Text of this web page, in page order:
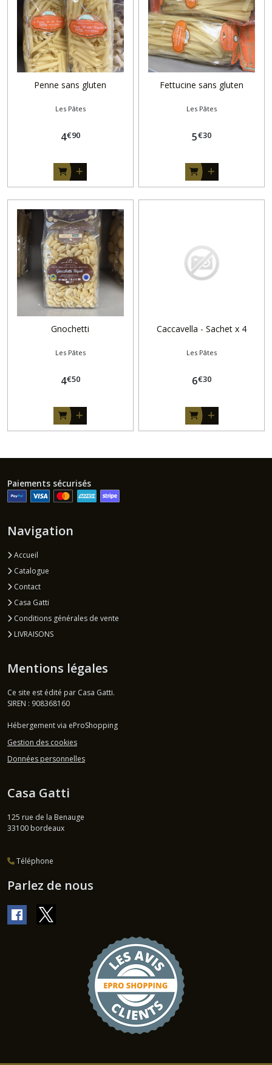
Penne sans gluten
Les Pâtes
4€90
Fettucine sans gluten
Les Pâtes
5€30
Gnochetti
Les Pâtes
4€50
Caccavella - Sachet x 4
Les Pâtes
6€30
Paiements sécurisés
Navigation
Accueil
Catalogue
Contact
Casa Gatti
Conditions générales de vente
LIVRAISONS
Mentions légales
Ce site est édité par Casa Gatti.
SIREN : 908368160
Hébergement via eProShopping
Gestion des cookies
Données personnelles
Casa Gatti
125 rue de la Benauge
33100 bordeaux
Téléphone
Parlez de nous